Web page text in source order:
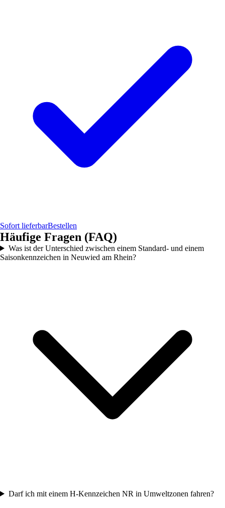
Sofort lieferbarBestellen
Häufige Fragen (FAQ)
Was ist der Unterschied zwischen einem Standard- und einem
Saisonkennzeichen in Neuwied am Rhein?
Darf ich mit einem H-Kennzeichen NR in Umweltzonen fahren?